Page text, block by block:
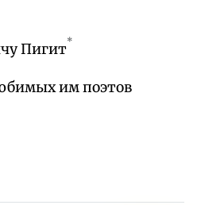
Пигит*
им поэтов